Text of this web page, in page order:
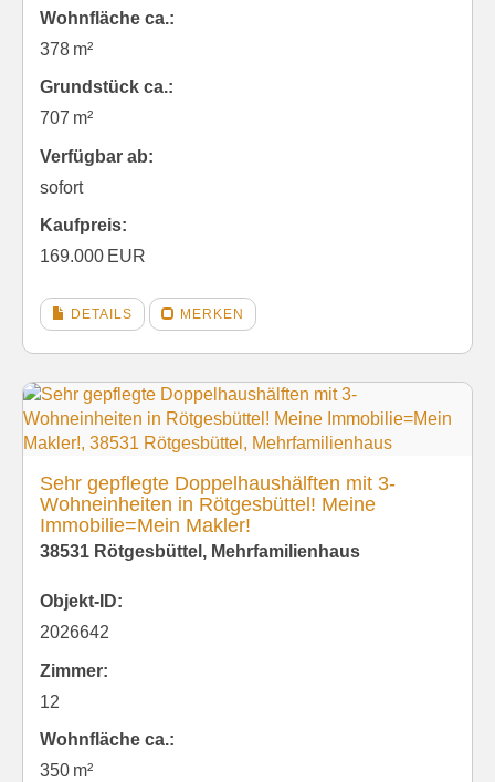
Wohnfläche ca.:
378 m²
Grund­stück ca.:
707 m²
Verfügbar ab:
sofort
Kaufpreis:
169.000 EUR
DETAILS MERKEN
Sehr gepflegte Doppelhaushälften mit 3-
Wohneinheiten in Rötgesbüttel! Meine
Immobilie=Mein Makler!
38531 Rötgesbüttel, Mehrfamilienhaus
Objekt-ID:
2026642
Zimmer:
12
Wohnfläche ca.:
350 m²